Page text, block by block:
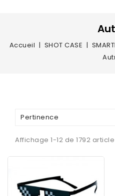
Accueil SHOT CASE
Pertinence
Affichage 1-12 de 1792